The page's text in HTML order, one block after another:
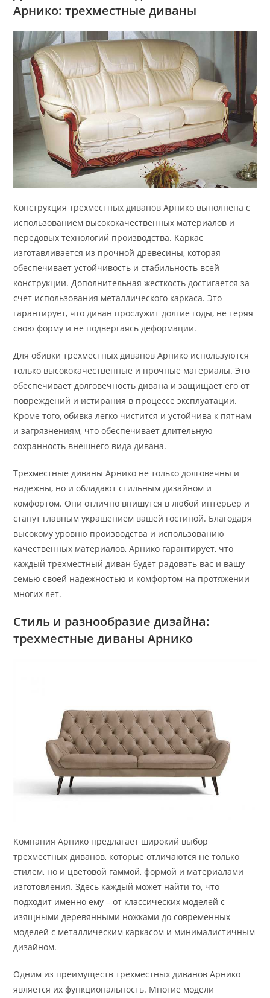
Арнико: трехместные диваны
Конструкция трехместных диванов Арнико выполнена с
использованием высококачественных материалов и
передовых технологий производства. Каркас
изготавливается из прочной древесины, которая
обеспечивает устойчивость и стабильность всей
конструкции. Дополнительная жесткость достигается за
счет использования металлического каркаса. Это
гарантирует, что диван прослужит долгие годы, не теряя
свою форму и не подвергаясь деформации.
Для обивки трехместных диванов Арнико используются
только высококачественные и прочные материалы. Это
обеспечивает долговечность дивана и защищает его от
повреждений и истирания в процессе эксплуатации.
Кроме того, обивка легко чистится и устойчива к пятнам
и загрязнениям, что обеспечивает длительную
сохранность внешнего вида дивана.
Трехместные диваны Арнико не только долговечны и
надежны, но и обладают стильным дизайном и
комфортом. Они отлично впишутся в любой интерьер и
станут главным украшением вашей гостиной. Благодаря
высокому уровню производства и использованию
качественных материалов, Арнико гарантирует, что
каждый трехместный диван будет радовать вас и вашу
семью своей надежностью и комфортом на протяжении
многих лет.
Стиль и разнообразие дизайна:
трехместные диваны Арнико
Компания Арнико предлагает широкий выбор
трехместных диванов, которые отличаются не только
стилем, но и цветовой гаммой, формой и материалами
изготовления. Здесь каждый может найти то, что
подходит именно ему – от классических моделей с
изящными деревянными ножками до современных
моделей с металлическим каркасом и минималистичным
дизайном.
Одним из преимуществ трехместных диванов Арнико
является их функциональность. Многие модели